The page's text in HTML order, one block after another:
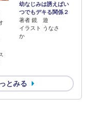
幼なじみは誘えばい
つでもデキる関係２
著者 鏡 遊
イラスト うなさ
か
とみる